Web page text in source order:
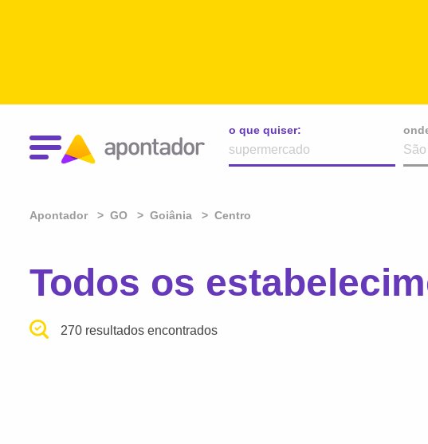
o que quiser:
Apontador GO Goiânia Centro
Todos os
270 resultados encontrados